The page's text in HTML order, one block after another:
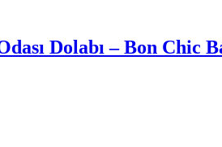
Dolabı – Bon Chic